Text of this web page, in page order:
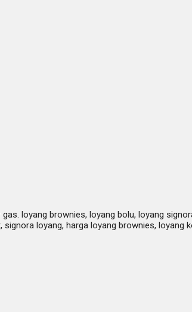
loyang brownies, loyang bolu, loyang
loyang, harga loyang brownies, loyang